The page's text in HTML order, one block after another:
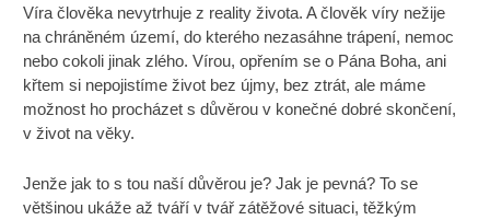
Víra člověka nevytrhuje z reality života. A člověk víry nežije
na chráněném území, do kterého nezasáhne trápení, nemoc
nebo cokoli jinak zlého. Vírou, opřením se o Pána Boha, ani
křtem si nepojistíme život bez újmy, bez ztrát, ale máme
možnost ho procházet s důvěrou v konečné dobré skončení,
v život na věky.
Jenže jak to s tou naší důvěrou je? Jak je pevná? To se
většinou ukáže až tváří v tvář zátěžové situaci, těžkým